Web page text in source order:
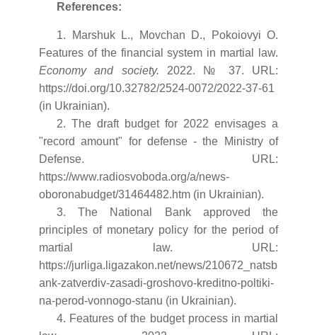
References:
1. Marshuk L., Movchan D., Pokoiovyi O.
Features of the financial system in martial law.
Economy and society. 2022. № 37. URL:
https://doi.org/10.32782/2524-0072/2022-37-61
(in Ukrainian).
2. The draft budget for 2022 envisages a
"record amount" for defense - the Ministry of
Defense. URL:
https://www.radiosvoboda.org/a/news-
oboronabudget/31464482.htm (in Ukrainian).
3. The National Bank approved the
principles of monetary policy for the period of
martial law. URL:
https://jurliga.ligazakon.net/news/210672_natsb
ank-zatverdiv-zasadi-groshovo-kreditno-poltiki-
na-perod-vonnogo-stanu (in Ukrainian).
4. Features of the budget process in martial